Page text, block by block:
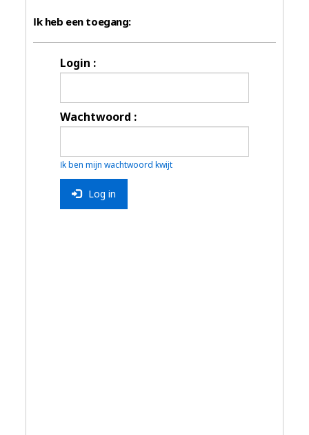
Ik heb een toegang:
Login :
Wachtwoord :
Ik ben mijn wachtwoord kwijt
Log in